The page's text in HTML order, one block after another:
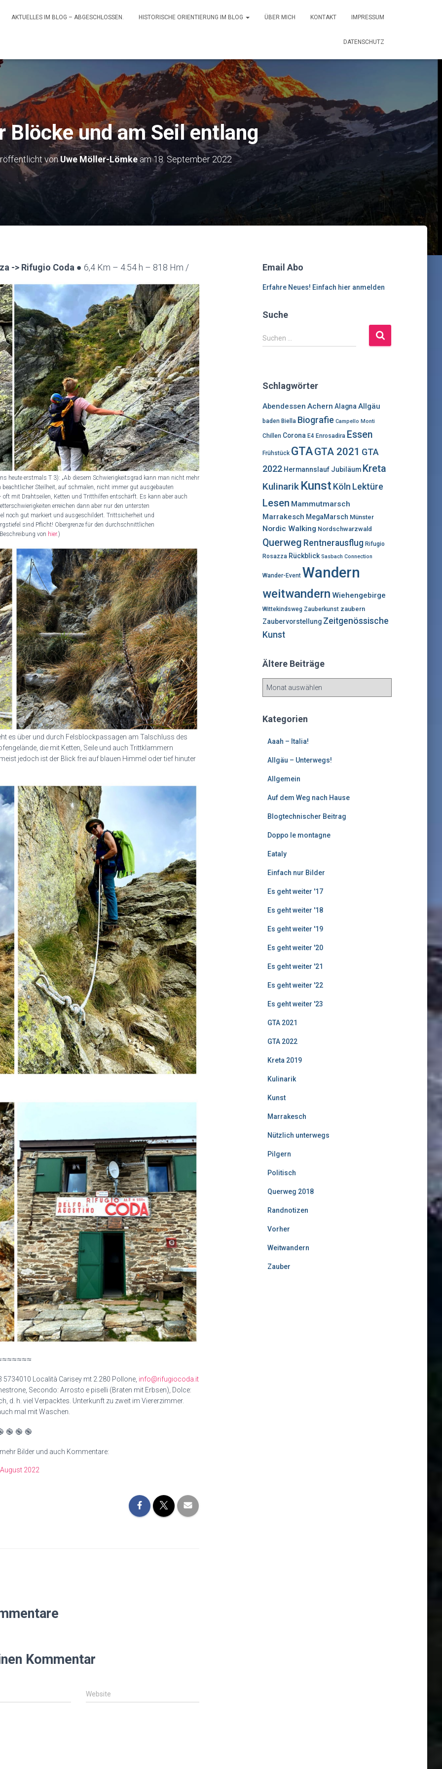
AKTUELLES IM BLOG – ABGESCHLOSSEN. HISTORISCHE ORIENTIERUNG IM BLOG ÜBER MICH KONTAKT IMPRESSUM
DATENSCHUTZ
Blöcke und am Seil entlang
vonUwe Möller-Lömkeam18. September 2022
-> Rifugio Coda ● 6,4 Km – 4:54 h – 818 Hm /
heute erstmals T 3): „Ab diesem Schwierigkeitsgrad kann man nicht mehr
beachtlicher Steilheit, auf schmalen, nicht immer gut ausgebauten
oft mit Drahtseilen, Ketten und Tritthilfen entschärft. Es kann aber auch
erreichen dann aber nur den untersten
noch gut markiert und ausgeschildert. Trittsicherheit und
sind Pflicht! Obergrenze für den durchschnittlichen
von hier.)
es über und durch Felsblockpassagen am Talschluss des
die mit Ketten, Seile und auch Trittklammern
jedoch ist der Blick frei auf blauen Himmel oder tief hinuter
5734010 Località Carisey mt 2.280 Pollone, info@rifugiocoda.it
Secondo: Arrosto e piselli (Braten mit Erbsen), Dolce:
d. h. viel Verpacktes. Unterkunft zu zweit im Viererzimmer.
mal mit Waschen.
֎ ֎ ֎
Bilder und auch Kommentare:
2022
Kommentar
Website
Email Abo
Erfahre Neues! Einfach hier anmelden
Suche
S
u
n
a
c
h
Suchen …
Schlagwörter
Abendessen Achern Alagna Allgäu
baden Biella Biografie Campello Monti
Chillen Corona E4 Enrosadira Essen
Frühstück GTAGTA 2021 GTA
2022 Hermannslauf Jubiläum Kreta
Kulinarik Kunst Köln Lektüre
Lesen Mammutmarsch
Marrakesch MegaMarsch Münster
Nordic Walking Nordschwarzwald
Querweg Rentnerausflug Rifugio
Rosazza Rückblick Sasbach Connection
Wander-Event Wandern
weitwandern Wiehengebirge
Wittekindsweg Zauberkunst zaubern
Zaubervorstellung Zeitgenössische
Kunst
Ältere Beiträge
e
Kategorien
Aaah – Italia!
Allgäu – Unterwegs!
Allgemein
Auf dem Weg nach Hause
Blogtechnischer Beitrag
Doppo le montagne
Eataly
Einfach nur Bilder
Es geht weiter '17
Es geht weiter '18
Es geht weiter '19
Es geht weiter '20
Es geht weiter '21
Es geht weiter '22
Es geht weiter '23
GTA 2021
GTA 2022
Kreta 2019
Kulinarik
Kunst
Marrakesch
Nützlich unterwegs
Pilgern
Politisch
Querweg 2018
Randnotizen
Vorher
Weitwandern
Zauber